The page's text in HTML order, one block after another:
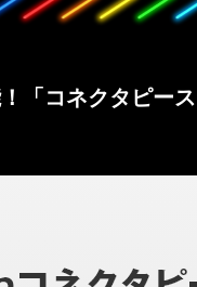
「コネクタピース